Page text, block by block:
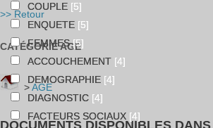
>> Retour
CATÉGORIE AGE
>AGE
DOCUMENTS DISPONIBLES
COUPLE [5]
ENQUETE [5]
FEMMES[5]
ACCOUCHEMENT [4]
DEMOGRAPHIE [4]
DIAGNOSTIC [4]
FACTEURS SOCIAUX [4]